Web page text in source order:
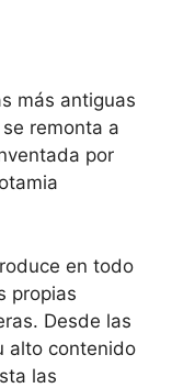
más antiguas
remonta a
por
en todo
propias
Desde las
alto contenido
las